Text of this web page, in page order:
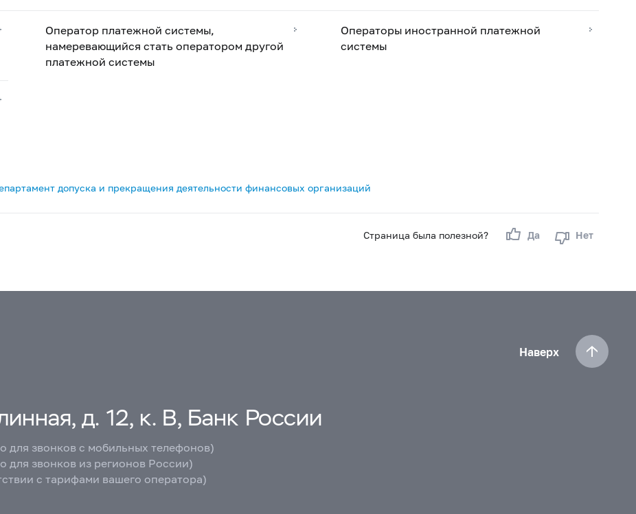
Оператор платежной системы,
намеревающийся стать оператором другой
платежной системы
Операторы иностранной платежной
системы
допуска и прекращения деятельности финансовых организаций
Страница была полезной? Да Нет
Наверх
д. 12, к. В, Банк России
для звонков с мобильных телефонов)
для звонков из регионов России)
с тарифами вашего оператора)